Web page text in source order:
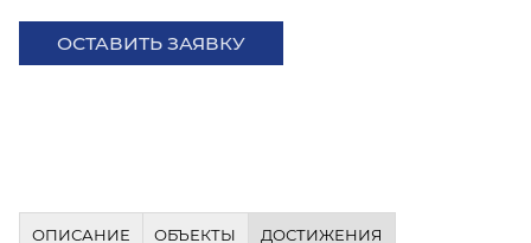
ОСТАВИТЬ ЗАЯВКУ
ОПИСАНИЕ ОБЪЕКТЫ ДОСТИЖЕНИЯ